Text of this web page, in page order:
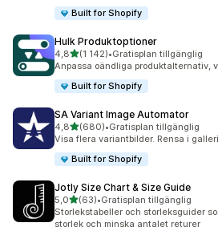
Built for Shopify
Hulk Produktoptioner
4,8av 5 stjärnor
(1 142)
1142 recensioner totalt
•Gratisplan tillgänglig
Anpassa oändliga produktalternativ,
Built for Shopify
SA Variant Image Automator
4,8av 5 stjärnor
(680)
680 recensioner totalt
•Gratisplan tillgänglig
Visa flera variantbilder. Rensa i
Built for Shopify
Jotly Size Chart & Size Guide
5,0av 5 stjärnor
(63)
63 recensioner totalt
•Gratisplan tillgänglig
Storlekstabeller och storleksguider
storlek och minska antalet returer